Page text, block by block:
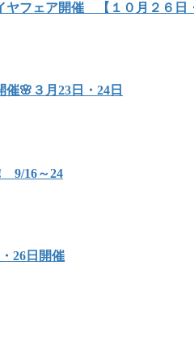
フェア開催 【１０月２６日
🌸３月23日・24日
9/16～24
26日開催